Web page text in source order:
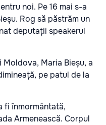
noi. Pe 16 mai s-a
Rog să păstrăm un
deputații speakerul
Maria Bieșu, a
pe patul de la
fi înmormântată,
Armenească. Corpul